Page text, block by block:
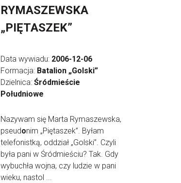
RYMASZEWSKA
„PIĘTASZEK”
Data wywiadu: 2006-12-06
Formacja: Batalion „Golski”
Dzielnica: Śródmieście
Południowe
Nazywam się Marta Rymaszewska,
pseudonim „Piętaszek”. Byłam
telefonistką, oddział „Golski”. Czyli
była pani w Śródmieściu? Tak. Gdy
wybuchła wojna, czy ludzie w pani
wieku, nastol ...